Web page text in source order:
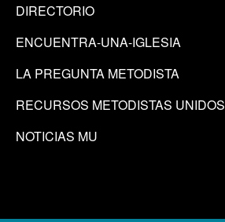
DIRECTORIO
ENCUENTRA-UNA-IGLESIA
LA PREGUNTA METODISTA
RECURSOS METODISTAS UNIDOS
NOTICIAS MU